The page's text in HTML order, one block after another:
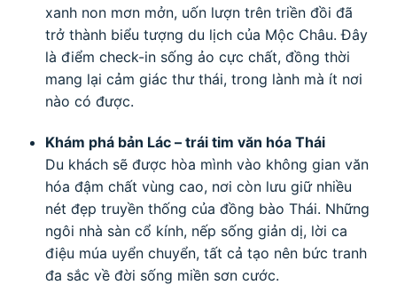
xanh non mơn mởn, uốn lượn trên triền đồi đã
trở thành biểu tượng du lịch của Mộc Châu. Đây
là điểm check-in sống ảo cực chất, đồng thời
mang lại cảm giác thư thái, trong lành mà ít nơi
nào có được.
Khám phá bản Lác – trái tim văn hóa Thái
Du khách sẽ được hòa mình vào không gian văn
hóa đậm chất vùng cao, nơi còn lưu giữ nhiều
nét đẹp truyền thống của đồng bào Thái. Những
ngôi nhà sàn cổ kính, nếp sống giản dị, lời ca
điệu múa uyển chuyển, tất cả tạo nên bức tranh
đa sắc về đời sống miền sơn cước.